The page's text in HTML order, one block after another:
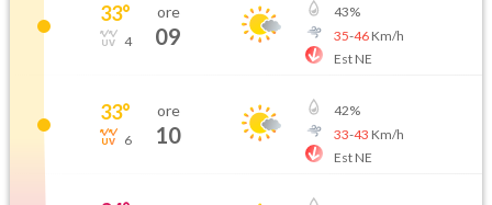
33°
4
ore
09
43%
35-46Km/h
Est NE
33°
6
ore
10
42%
33-43 Km/h
Est NE